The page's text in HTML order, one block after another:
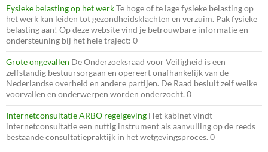
Fysieke belasting op het werkTe hoge of te lage fysieke belasting op
het werk kan leiden tot gezondheidsklachten en verzuim. Pak fysieke
belasting aan! Op deze website vind je betrouwbare informatie en
ondersteuning bij het hele traject: 0
Grote ongevallen De Onderzoeksraad voor Veiligheid is een
zelfstandig bestuursorgaan en opereert onafhankelijk van de
Nederlandse overheid en andere partijen. De Raad besluit zelf welke
voorvallen en onderwerpen worden onderzocht. 0
Internetconsultatie ARBO regelgeving Het kabinet vindt
internetconsultatie een nuttig instrument als aanvulling op de reeds
bestaande consultatiepraktijk in het wetgevingsproces. 0